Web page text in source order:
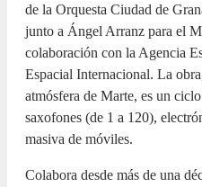
de la Orquesta Ciudad de
junto a Ángel Arranz para el
colaboración con la Agencia
Espacial Internacional. La
atmósfera de Marte, es un
saxofones (de 1 a 120),
masiva de móviles.
Colabora desde más de una